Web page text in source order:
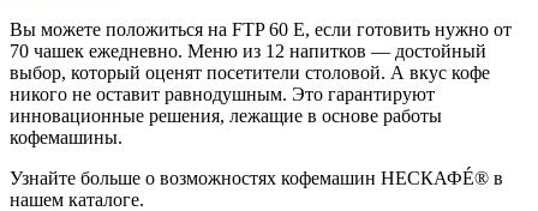
Вы можете положиться на FTP 60 Е, если готовить нужно от
70 чашек ежедневно. Меню из 12 напитков — достойный
выбор, который оценят посетители столовой. А вкус кофе
никого не оставит равнодушным. Это гарантируют
инновационные решения, лежащие в основе работы
кофемашины.
Узнайте больше о возможностях кофемашин НЕСКАФÉ® в
нашем каталоге.